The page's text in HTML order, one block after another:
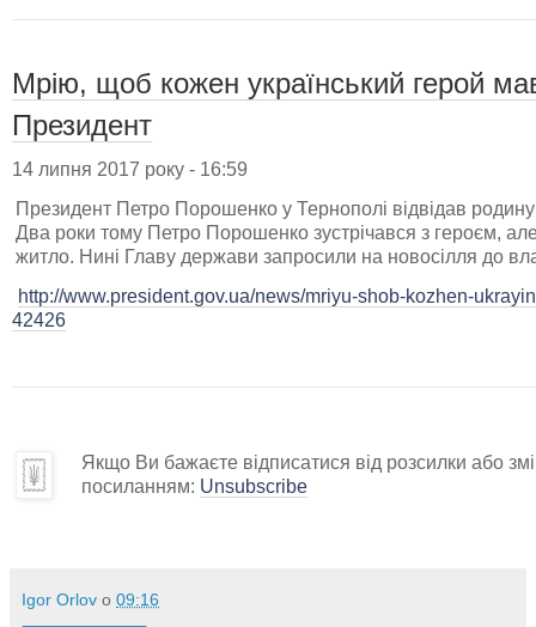
Мрію, щоб кожен український герой
Президент
14 липня 2017 року - 16:59
Президент Петро Порошенко у Тернополі відвідав
Два роки тому Петро Порошенко зустрічався з героєм,
житло. Нині Главу держави запросили на новосілля до
http://www.president.gov.ua/news/mriyu-shob-kozhen-
42426
Якщо Ви бажаєте відписатися від розсилки або
посиланням: Unsubscribe
Igor Orlov о 09:16